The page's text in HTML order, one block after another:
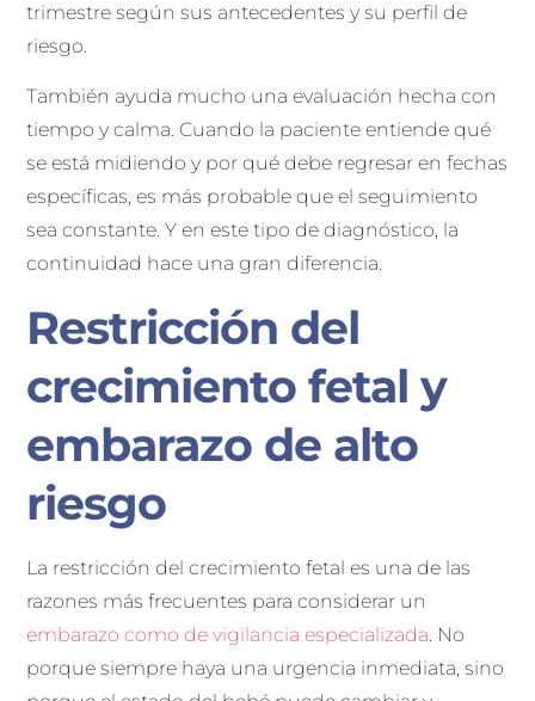
trimestre según sus antecedentes y su perfil de
riesgo.
También ayuda mucho una evaluación hecha con
tiempo y calma. Cuando la paciente entiende qué
se está midiendo y por qué debe regresar en fechas
específicas, es más probable que el seguimiento
sea constante. Y en este tipo de diagnóstico, la
continuidad hace una gran diferencia.
Restricción del
crecimiento fetal y
embarazo de alto
riesgo
La restricción del crecimiento fetal es una de las
razones más frecuentes para considerar un
embarazo como de vigilancia especializada. No
porque siempre haya una urgencia inmediata, sino